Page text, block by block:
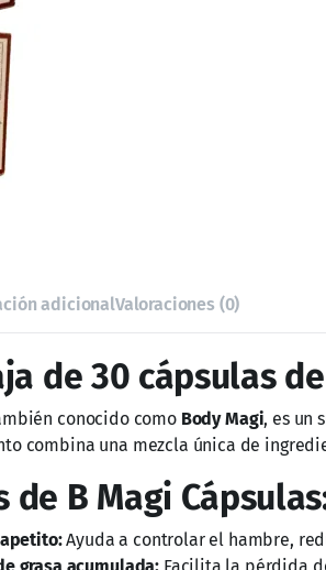
diariamente después de la cena.
con un vaso completo de agua.
producto es responsabilidad de